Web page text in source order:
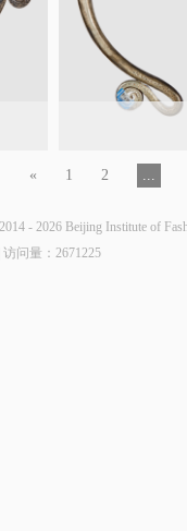
« 1 2 ...
- 2026 Beijing Institute of
问量： 2671225